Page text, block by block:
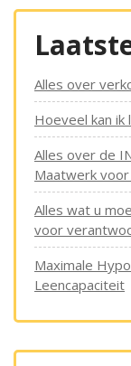
Alles over
Hoeveel kan ik
Alles over de
Maatwerk
Alles wat u
voor
Maximale
Leencapaciteit